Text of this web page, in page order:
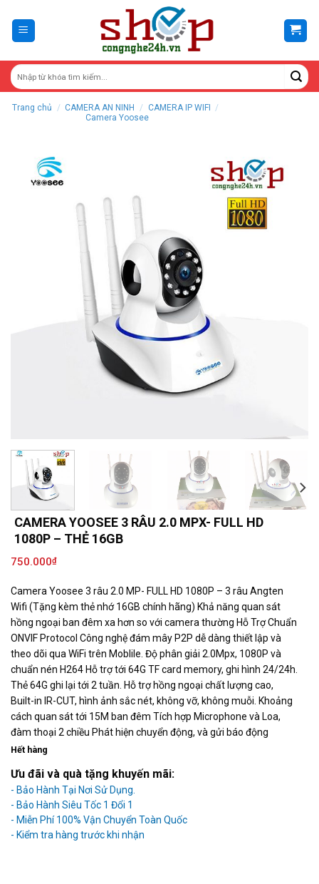
content
Trang chủ / CAMERA AN NINH / CAMERA IP WIFI
/
Camera Yoosee
CAMERA YOOSEE 3 RÂU 2.0 MPX- FULL HD
1080P – THẺ 16GB
750.000₫
Camera Yoosee 3 râu 2.0 MP- FULL HD 1080P – 3 râu Angten
Wifi (Tặng kèm thẻ nhớ 16GB chính hãng) Khả năng quan sát
hồng ngoại ban đêm xa hơn so với camera thường Hỗ Trợ Chuẩn
ONVIF Protocol Công nghệ đám mây P2P dễ dàng thiết lập và
theo dõi qua WiFi trên Moblile. Độ phân giải 2.0Mpx, 1080P và
chuẩn nén H264 Hỗ trợ tới 64G TF card memory, ghi hình 24/24h.
Thẻ 64G ghi lại tới 2 tuần. Hỗ trợ hồng ngoại chất lượng cao,
Built-in IR-CUT, hình ảnh sắc nét, không vỡ, không muỗi. Khoảng
cách quan sát tới 15M ban đêm Tích hợp Microphone và Loa,
đàm thoại 2 chiều Phát hiện chuyển động, và gửi báo động
Hết hàng
Ưu đãi và quà tặng khuyến mãi:
- Bảo Hành Tại Nơi Sử Dụng.
- Bảo Hành Siêu Tốc 1 Đổi 1
- Miễn Phí 100% Vận Chuyển Toàn Quốc